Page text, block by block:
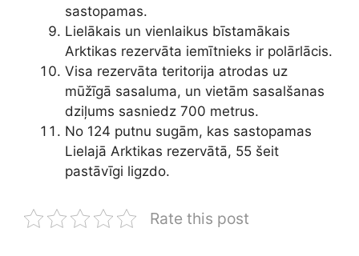
sastopamas.
Lielākais un vienlaikus bīstamākais
Arktikas rezervāta iemītnieks ir polārlācis.
Visa rezervāta teritorija atrodas uz
mūžīgā sasaluma, un vietām sasalšanas
dziļums sasniedz 700 metrus.
No 124 putnu sugām, kas sastopamas
Lielajā Arktikas rezervātā, 55 šeit
pastāvīgi ligzdo.
Rate this post